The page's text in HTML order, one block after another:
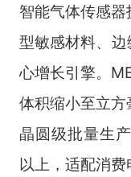
智能气体传感
型敏感材料、
心增长引擎。
体积缩小至立
晶圆级批量生
以上，适配消